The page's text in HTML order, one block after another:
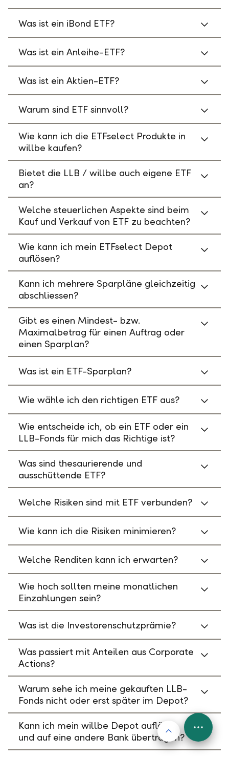
Was ist ein iBond ETF?
Was ist ein Anleihe-ETF?
Was ist ein Aktien-ETF?
Warum sind ETF sinnvoll?
Wie kann ich die ETFselect Produkte in
willbe kaufen?
Bietet die LLB / willbe auch eigene ETF
an?
Welche steuerlichen Aspekte sind beim
Kauf und Verkauf von ETF zu beachten?
Wie kann ich mein ETFselect Depot
auflösen?
Kann ich mehrere Sparpläne gleichzeitig
abschliessen?
Gibt es einen Mindest- bzw.
Maximalbetrag für einen Auftrag oder
einen Sparplan?
Was ist ein ETF-Sparplan?
Wie wähle ich den richtigen ETF aus?
Wie entscheide ich, ob ein ETF oder ein
LLB-Fonds für mich das Richtige ist?
Was sind thesaurierende und
ausschüttende ETF?
Welche Risiken sind mit ETF verbunden?
Wie kann ich die Risiken minimieren?
Welche Renditen kann ich erwarten?
Wie hoch sollten meine monatlichen
Einzahlungen sein?
Was ist die Investorenschutzprämie?
Was passiert mit Anteilen aus Corporate
Actions?
Warum sehe ich meine gekauften LLB-
Fonds nicht oder erst später im Depot?
Kann ich mein willbe Depot auflösen
und auf eine andere Bank übertragen?
Nach oben
FAB
Menu